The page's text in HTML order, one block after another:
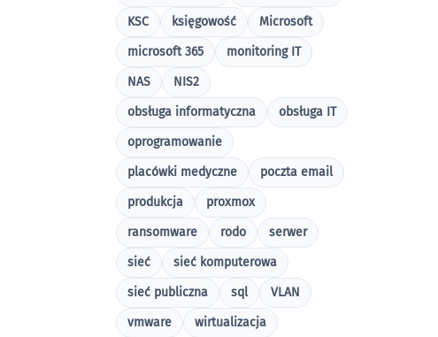
KSC
księgowość
Microsoft
microsoft 365
monitoring IT
NAS
NIS2
obsługa informatyczna
obsługa IT
oprogramowanie
placówki medyczne
poczta email
produkcja
proxmox
ransomware
rodo
serwer
sieć
sieć komputerowa
sieć publiczna
sql
VLAN
vmware
wirtualizacja